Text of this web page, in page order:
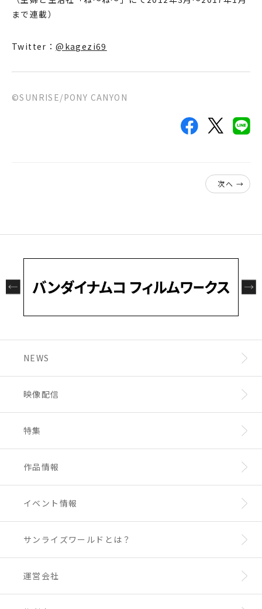
♯88 どーなってんだ
♯90 ダメなんす
♯91 GOするあそび？
♯92 女の子ってピンク好きっす
♯100 祝100話
♯101 ほらぁぁぁ…！！
♯104 今にいたるまで
♯105 小顔になったっす
♯110 どこでやるんすか？
♯111 バンドやるっす
♯112 森おんに光あれ！
まで連載）
Twitter：@kagezi69
©SUNRISE/PONY CANYON
次へ →
NEWS
映像配信
特集
作品情報
イベント情報
サンライズワールドとは？
運営会社